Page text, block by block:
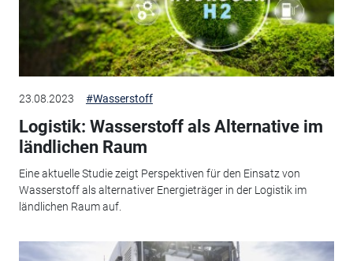
23.08.2023 #Wasserstoff
Logistik: Wasserstoff als Alternative im
ländlichen Raum
Eine aktuelle Studie zeigt Perspektiven für den Einsatz von
Wasserstoff als alternativer Energieträger in der Logistik im
ländlichen Raum auf.